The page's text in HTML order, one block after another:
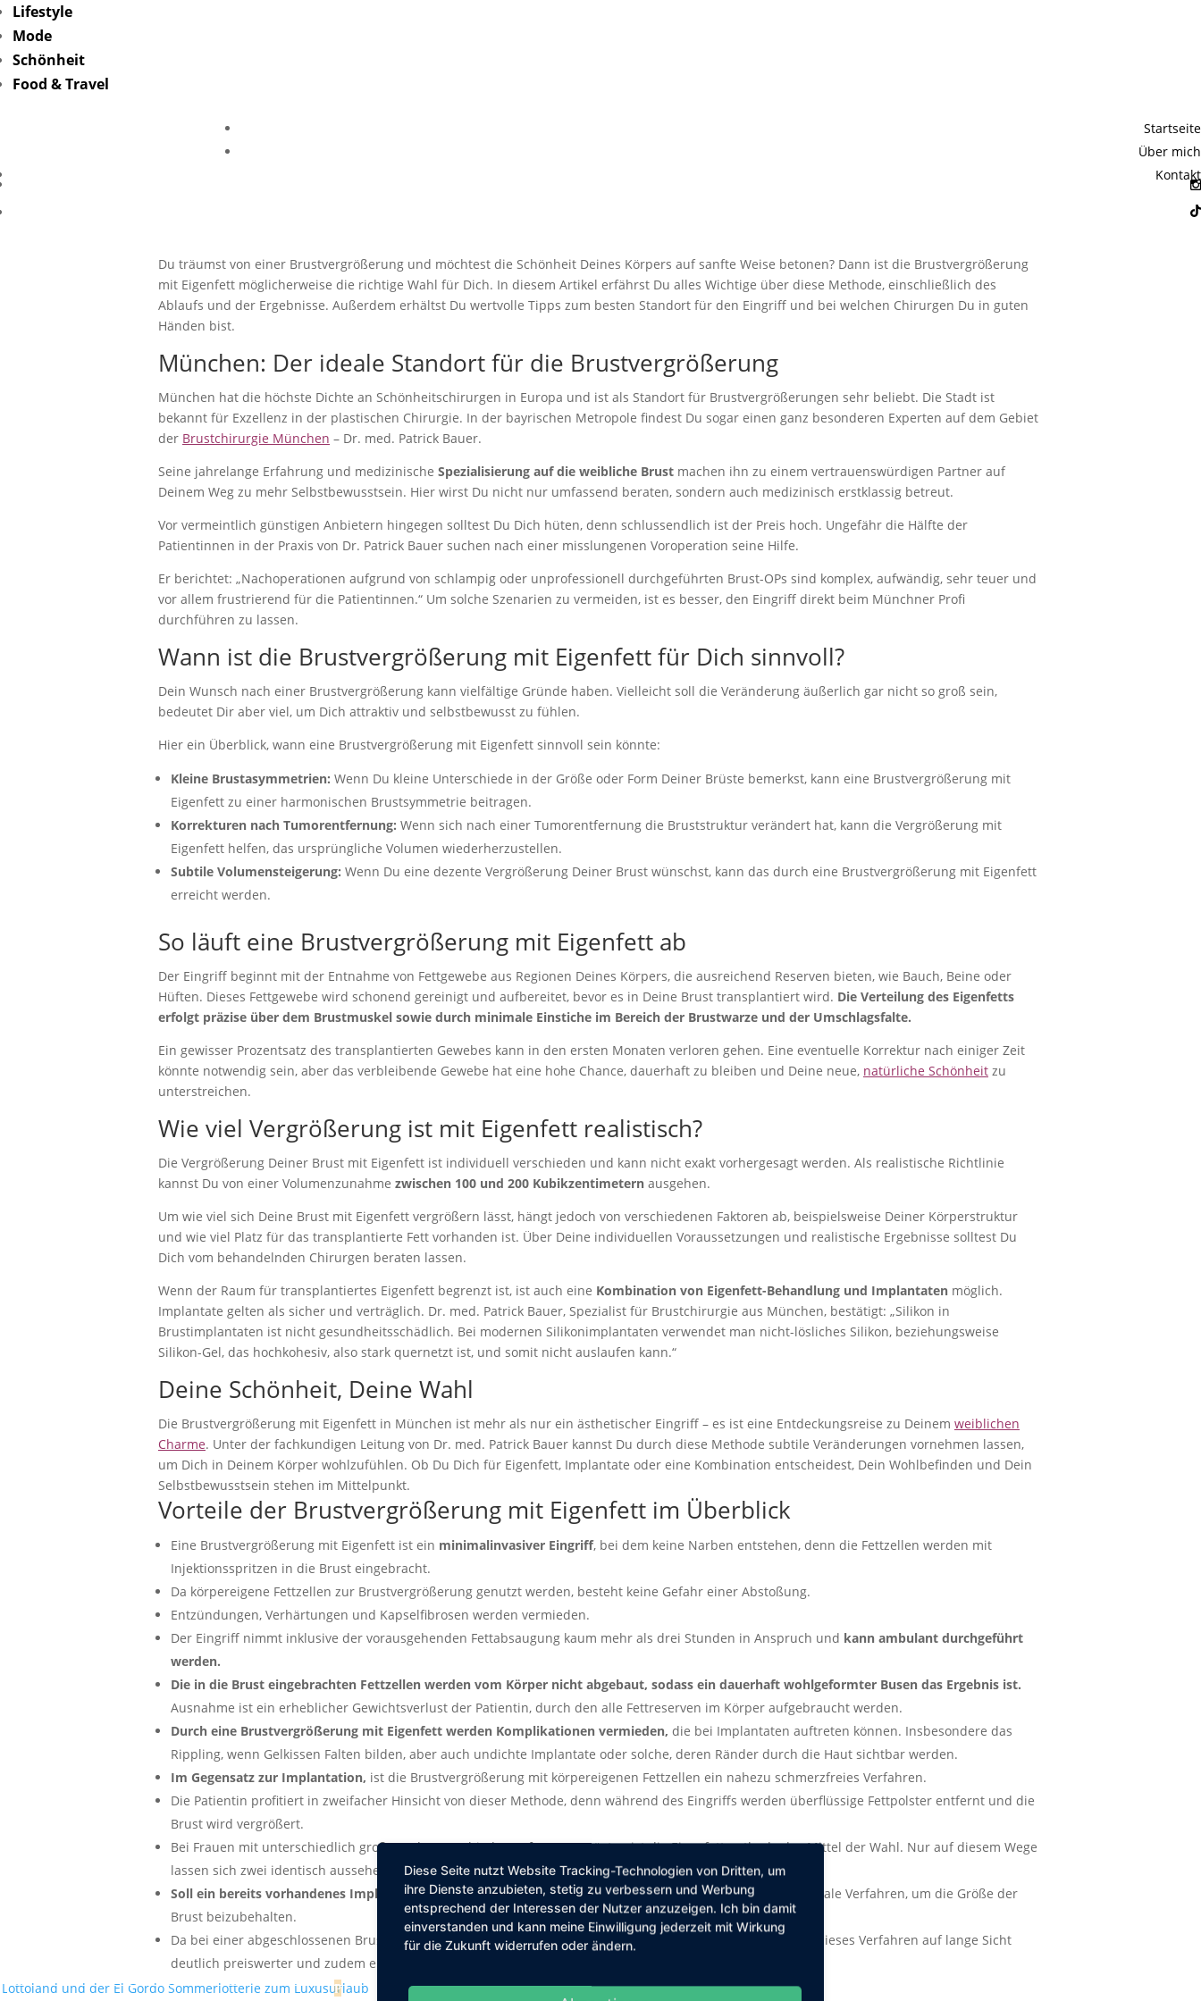
Lifestyle
Mode
Schönheit
Food & Travel
Startseite
Über mich
Kontakt
Brustvergrößerung mit Eigenfett | Alles
Du träumst von einer Brustvergrößerung und möchtest die Schönheit Deines Körpers auf sanfte Weise betonen? Dann ist die Brustvergrößerung
mit Eigenfett möglicherweise die richtige Wahl für Dich. In diesem Artikel erfährst Du alles Wichtige über diese Methode, einschließlich des
Ablaufs und der Ergebnisse. Außerdem erhältst Du wertvolle Tipps zum besten Standort für den Eingriff und bei welchen Chirurgen Du in guten
Händen bist.
München: Der ideale Standort für die Brustvergrößerung
München hat die höchste Dichte an Schönheitschirurgen in Europa und ist als Standort für Brustvergrößerungen sehr beliebt. Die Stadt ist
bekannt für Exzellenz in der plastischen Chirurgie. In der bayrischen Metropole findest Du sogar einen ganz besonderen Experten auf dem Gebiet
der Brustchirurgie München – Dr. med. Patrick Bauer.
Seine jahrelange Erfahrung und medizinische Spezialisierung auf die weibliche Brust machen ihn zu einem vertrauenswürdigen Partner auf
Deinem Weg zu mehr Selbstbewusstsein. Hier wirst Du nicht nur umfassend beraten, sondern auch medizinisch erstklassig betreut.
Vor vermeintlich günstigen Anbietern hingegen solltest Du Dich hüten, denn schlussendlich ist der Preis hoch. Ungefähr die Hälfte der
Patientinnen in der Praxis von Dr. Patrick Bauer suchen nach einer misslungenen Voroperation seine Hilfe.
Er berichtet: „Nachoperationen aufgrund von schlampig oder unprofessionell durchgeführten Brust-OPs sind komplex, aufwändig, sehr teuer und
vor allem frustrierend für die Patientinnen.“ Um solche Szenarien zu vermeiden, ist es besser, den Eingriff direkt beim Münchner Profi
durchführen zu lassen.
Wann ist die Brustvergrößerung mit Eigenfett für Dich sinnvoll?
Dein Wunsch nach einer Brustvergrößerung kann vielfältige Gründe haben. Vielleicht soll die Veränderung äußerlich gar nicht so groß sein,
bedeutet Dir aber viel, um Dich attraktiv und selbstbewusst zu fühlen.
Hier ein Überblick, wann eine Brustvergrößerung mit Eigenfett sinnvoll sein könnte:
Kleine Brustasymmetrien: Wenn Du kleine Unterschiede in der Größe oder Form Deiner Brüste bemerkst, kann eine Brustvergrößerung mit
Eigenfett zu einer harmonischen Brustsymmetrie beitragen.
Korrekturen nach Tumorentfernung: Wenn sich nach einer Tumorentfernung die Bruststruktur verändert hat, kann die Vergrößerung mit
Eigenfett helfen, das ursprüngliche Volumen wiederherzustellen.
Subtile Volumensteigerung: Wenn Du eine dezente Vergrößerung Deiner Brust wünschst, kann das durch eine Brustvergrößerung mit Eigenfett
erreicht werden.
So läuft eine Brustvergrößerung mit Eigenfett ab
Der Eingriff beginnt mit der Entnahme von Fettgewebe aus Regionen Deines Körpers, die ausreichend Reserven bieten, wie Bauch, Beine oder
Hüften. Dieses Fettgewebe wird schonend gereinigt und aufbereitet, bevor es in Deine Brust transplantiert wird. Die Verteilung des Eigenfetts
erfolgt präzise über dem Brustmuskel sowie durch minimale Einstiche im Bereich der Brustwarze und der Umschlagsfalte.
Ein gewisser Prozentsatz des transplantierten Gewebes kann in den ersten Monaten verloren gehen. Eine eventuelle Korrektur nach einiger Zeit
könnte notwendig sein, aber das verbleibende Gewebe hat eine hohe Chance, dauerhaft zu bleiben und Deine neue, natürliche Schönheit zu
unterstreichen.
Wie viel Vergrößerung ist mit Eigenfett realistisch?
Die Vergrößerung Deiner Brust mit Eigenfett ist individuell verschieden und kann nicht exakt vorhergesagt werden. Als realistische Richtlinie
kannst Du von einer Volumenzunahme zwischen 100 und 200 Kubikzentimetern ausgehen.
Um wie viel sich Deine Brust mit Eigenfett vergrößern lässt, hängt jedoch von verschiedenen Faktoren ab, beispielsweise Deiner Körperstruktur
und wie viel Platz für das transplantierte Fett vorhanden ist. Über Deine individuellen Voraussetzungen und realistische Ergebnisse solltest Du
Dich vom behandelnden Chirurgen beraten lassen.
Wenn der Raum für transplantiertes Eigenfett begrenzt ist, ist auch eine Kombination von Eigenfett-Behandlung und Implantaten möglich.
Implantate gelten als sicher und verträglich. Dr. med. Patrick Bauer, Spezialist für Brustchirurgie aus München, bestätigt: „Silikon in
Brustimplantaten ist nicht gesundheitsschädlich. Bei modernen Silikonimplantaten verwendet man nicht-lösliches Silikon, beziehungsweise
Silikon-Gel, das hochkohesiv, also stark quernetzt ist, und somit nicht auslaufen kann.“
Deine Schönheit, Deine Wahl
Die Brustvergrößerung mit Eigenfett in München ist mehr als nur ein ästhetischer Eingriff – es ist eine Entdeckungsreise zu Deinem weiblichen
Charme. Unter der fachkundigen Leitung von Dr. med. Patrick Bauer kannst Du durch diese Methode subtile Veränderungen vornehmen lassen,
um Dich in Deinem Körper wohlzufühlen. Ob Du Dich für Eigenfett, Implantate oder eine Kombination entscheidest, Dein Wohlbefinden und Dein
Selbstbewusstsein stehen im Mittelpunkt.
Vorteile der Brustvergrößerung mit Eigenfett im Überblick
Eine Brustvergrößerung mit Eigenfett ist ein minimalinvasiver Eingriff, bei dem keine Narben entstehen, denn die Fettzellen werden mit
Injektionsspritzen in die Brust eingebracht.
Da körpereigene Fettzellen zur Brustvergrößerung genutzt werden, besteht keine Gefahr einer Abstoßung.
Entzündungen, Verhärtungen und Kapselfibrosen werden vermieden.
Der Eingriff nimmt inklusive der vorausgehenden Fettabsaugung kaum mehr als drei Stunden in Anspruch und kann ambulant durchgeführt
werden.
Die in die Brust eingebrachten Fettzellen werden vom Körper nicht abgebaut, sodass ein dauerhaft wohlgeformter Busen das Ergebnis ist.
Ausnahme ist ein erheblicher Gewichtsverlust der Patientin, durch den alle Fettreserven im Körper aufgebraucht werden.
Durch eine Brustvergrößerung mit Eigenfett werden Komplikationen vermieden, die bei Implantaten auftreten können. Insbesondere das
Rippling, wenn Gelkissen Falten bilden, aber auch undichte Implantate oder solche, deren Ränder durch die Haut sichtbar werden.
Im Gegensatz zur Implantation, ist die Brustvergrößerung mit körpereigenen Fettzellen ein nahezu schmerzfreies Verfahren.
Die Patientin profitiert in zweifacher Hinsicht von dieser Methode, denn während des Eingriffs werden überflüssige Fettpolster entfernt und die
Brust wird vergrößert.
Bei Frauen mit unterschiedlich großen oder verschieden geformten Brüsten ist die Eigenfettmethode das Mittel der Wahl. Nur auf diesem Wege
lassen sich zwei identisch aussehende, gleich große Busen kreieren.
Soll ein bereits vorhandenes Implantat entfernt werden,ist die Mammaaugmentation mit Eigenfett das ideale Verfahren, um die Größe der
Brust beizubehalten.
Da bei einer abgeschlossenen Brustvergrößerung mit Eigenfett keine weiteren Eingriffe notwendig sind, ist dieses Verfahren auf lange Sicht
deutlich preiswerter und zudem erheblich risikoärmer.
Diese Seite nutzt Website Tracking-Technologien von Dritten, um
ihre Dienste anzubieten, stetig zu verbessern und Werbung
entsprechend der Interessen der Nutzer anzuzeigen. Ich bin damit
einverstanden und kann meine Einwilligung jederzeit mit Wirkung
für die Zukunft widerrufen oder ändern.